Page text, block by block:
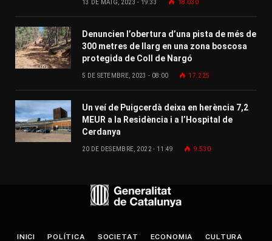
13 DE MAIG, 2023 - 19:33 18.030
Denuncien l’obertura d’una pista de més de
300 metres de llarg en una zona boscosa
protegida de Coll de Nargó
5 DE SETEMBRE, 2023 - 08:00 17.225
Un veí de Puigcerdà deixa en herència 7,2
MEUR a la Residència i a l’Hospital de
Cerdanya
20 DE DESEMBRE, 2022 - 11:49 9.530
INICI POLÍTICA SOCIETAT ECONOMIA CULTURA